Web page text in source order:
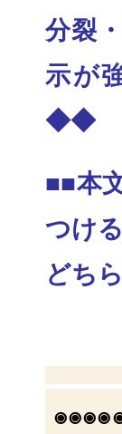
分裂
示が
◆◆
■■本
つけ
どち